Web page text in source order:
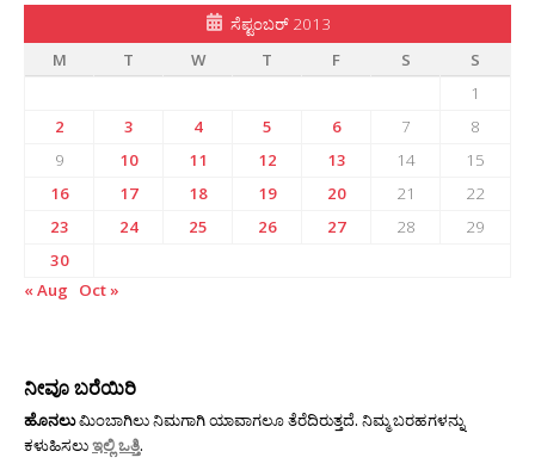
ಸೆಪ್ಟಂಬರ್ 2013
M
T W T F S
S
1
2
3 4 5 6 7
8
9
10 11 12 13 14
15
16
17 18 19 20 21
22
23
24 25 26 27 28
29
30
« Aug
Oct »
ನೀವೂ ಬರೆಯಿರಿ
ಹೊನಲುಮಿಂಬಾಗಿಲು ನಿಮಗಾಗಿ ಯಾವಾಗಲೂ ತೆರೆದಿರುತ್ತದೆ. ನಿಮ್ಮ ಬರಹಗಳನ್ನು
ಕಳುಹಿಸಲುಇಲ್ಲಿ ಒತ್ತಿ.